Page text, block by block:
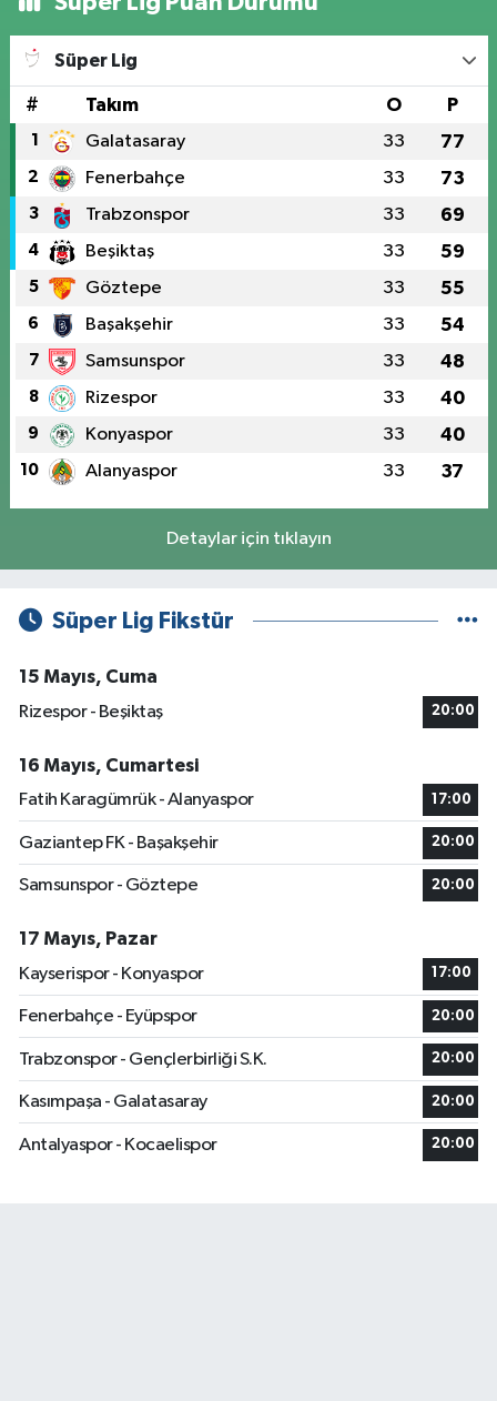
Süper Lig
# Takım O P
1 Galatasaray 33 77
2 Fenerbahçe 33 73
3 Trabzonspor 33 69
4 Beşiktaş 33 59
5 Göztepe 33 55
6 Başakşehir 33 54
7 Samsunspor 33 48
8 Rizespor 33 40
9 Konyaspor 33 40
10 Alanyaspor 33 37
Detaylar için tıklayın
Süper Lig Fikstür
15 Mayıs, Cuma
Rizespor - Beşiktaş
20:00
16 Mayıs, Cumartesi
Fatih Karagümrük - Alanyaspor
17:00
Gaziantep FK - Başakşehir 20:00
Samsunspor - Göztepe 20:00
17 Mayıs, Pazar
Kayserispor - Konyaspor
17:00
Fenerbahçe - Eyüpspor 20:00
Trabzonspor - Gençlerbirliği S.K. 20:00
Kasımpaşa - Galatasaray 20:00
Antalyaspor - Kocaelispor 20:00